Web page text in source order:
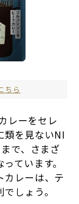
ちら
レーをセレ
類を見ないNI
で、さまざ
ています。
カレーは、テ
しょう。